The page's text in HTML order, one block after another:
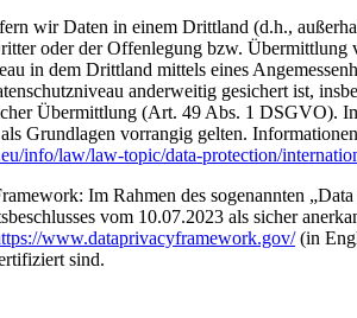
wir Daten in einem Drittland (d.h.,
oder der Offenlegung bzw.
in dem Drittland mittels eines
anderweitig gesichert ist,
Übermittlung (Art. 49 Abs. 1 DSGVO).
Grundlagen vorrangig gelten.
info/law/law-topic/data-protection/
Im Rahmen des sogenannten
vom 10.07.2023 als sicher
www.dataprivacyframework.gov/(in
sind.